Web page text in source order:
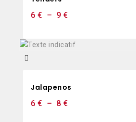
6 € – 9 €
Jalapenos
6 € – 8 €